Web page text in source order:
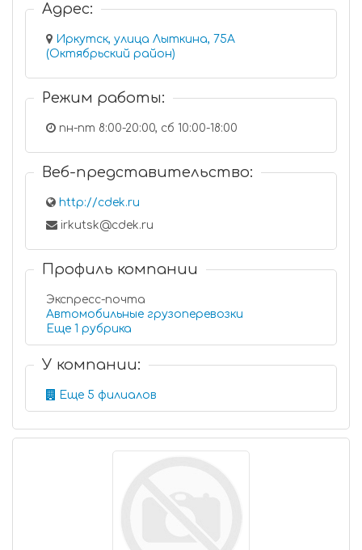
Адрес:
Иркутск, улица Лыткина, 75А
(Октябрьский район)
Режим работы:
пн-пт 8:00-20:00, сб 10:00-18:00
Веб-представительство:
http://cdek.ru
irkutsk@cdek.ru
Профиль компании
Экспресс-почта
Автомобильные грузоперевозки
Еще 1 рубрика
У компании:
Еще 5 филиалов